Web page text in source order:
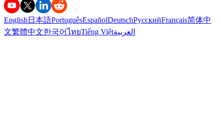
English 日本語PortuguêsEspañolDeutschРусскийFrançais简体中
文繁體中文한국어ไทยTiếng Việtالعربية